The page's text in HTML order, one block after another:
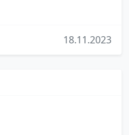
18.11.2023